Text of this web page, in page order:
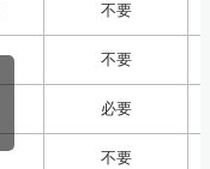
不要
不要
必要
不要